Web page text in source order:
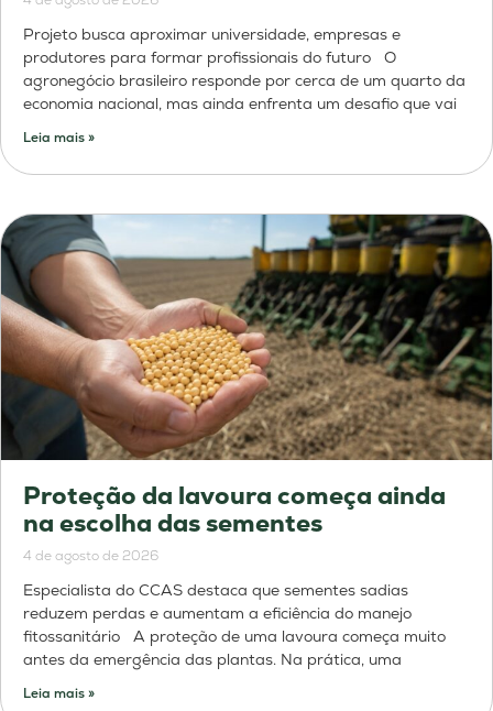
Projeto busca aproximar universidade, empresas e
produtores para formar profissionais do futuro O
agronegócio brasileiro responde por cerca de um quarto da
economia nacional, mas ainda enfrenta um desafio que vai
Leia mais »
Proteção da lavoura começa ainda
na escolha das sementes
4 de agosto de 2026
Especialista do CCAS destaca que sementes sadias
reduzem perdas e aumentam a eficiência do manejo
fitossanitário A proteção de uma lavoura começa muito
antes da emergência das plantas. Na prática, uma
Leia mais »